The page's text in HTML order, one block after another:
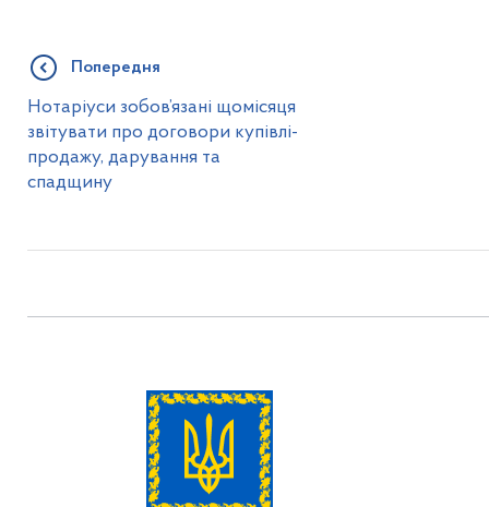
Попередня
Нотаріуси зобов’язані щомісяця
звітувати про договори купівлі-
продажу, дарування та
спадщину